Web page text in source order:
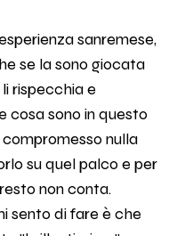
sanremese,
se la sono giocata
rispecchia e
cosa sono in questo
nulla
su quel palco e per
non conta.
sento di fare è che